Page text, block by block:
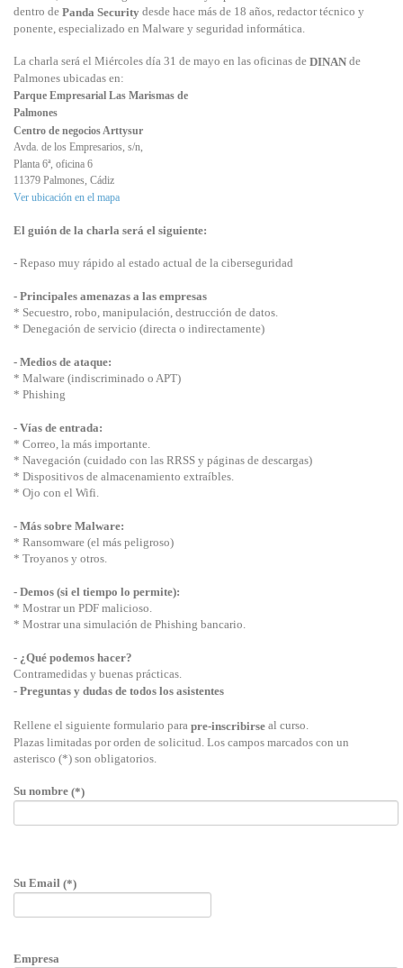
dentro de Panda Security desde hace más de 18 años, redactor técnico y
ponente, especializado en Malware y seguridad informática.
La charla será el Miércoles día 31 de mayo en las oficinas de DINAN de
Palmones ubicadas en:
Parque Empresarial Las Marismas de
Palmones
Centro de negocios Arttysur
Avda. de los Empresarios, s/n,
Planta 6ª, oficina 6
11379 Palmones, Cádiz
Ver ubicación en el mapa
El guión de la charla será el siguiente:
- Repaso muy rápido al estado actual de la ciberseguridad
- Principales amenazas a las empresas
* Secuestro, robo, manipulación, destrucción de datos.
* Denegación de servicio (directa o indirectamente)
- Medios de ataque:
* Malware (indiscriminado o APT)
* Phishing
- Vías de entrada:
* Correo, la más importante.
* Navegación (cuidado con las RRSS y páginas de descargas)
* Dispositivos de almacenamiento extraíbles.
* Ojo con el Wifi.
- Más sobre Malware:
* Ransomware (el más peligroso)
* Troyanos y otros.
- Demos (si el tiempo lo permite):
* Mostrar un PDF malicioso.
* Mostrar una simulación de Phishing bancario.
- ¿Qué podemos hacer?
Contramedidas y buenas prácticas.
- Preguntas y dudas de todos los asistentes
Rellene el siguiente formulario para pre-inscribirse al curso.
Plazas limitadas por orden de solicitud. Los campos marcados con un
asterisco (*) son obligatorios.
Su nombre (*)
Su Email (*)
Empresa